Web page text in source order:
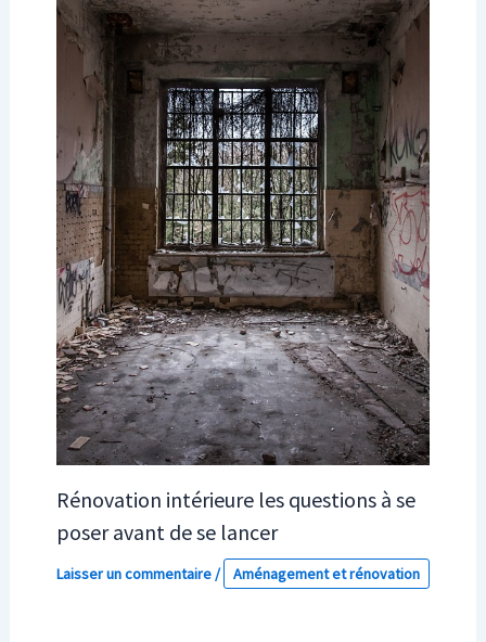
Rénovation intérieure les questions à se
poser avant de se lancer
Laisser un commentaire/ Aménagement et rénovation